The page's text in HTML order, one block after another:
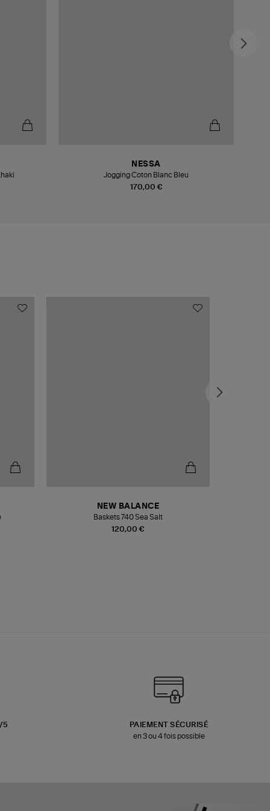
170,00 €
NESSA
Jogging Coton Blanc Bleu
120,00 €
NEW BALANCE
Baskets 740 Sea Salt
5
PAIEMENT SÉCURISÉ
en 3 ou 4 fois possible